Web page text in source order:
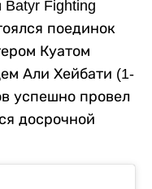
Fighting
поединок
Куатом
Али Хейбати (1-
успешно провел
досрочной